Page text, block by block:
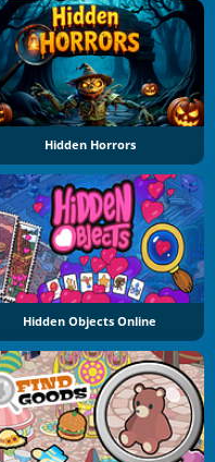
Hidden Horrors
Hidden Objects Online